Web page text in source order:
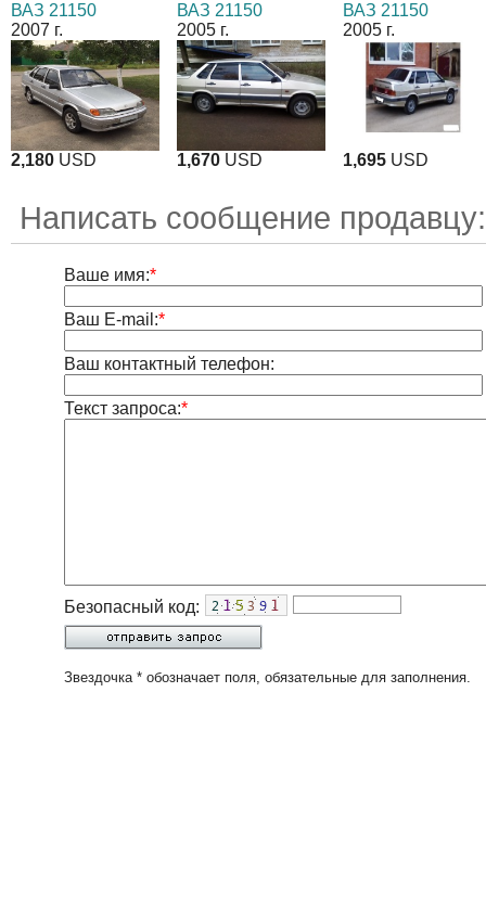
ВАЗ 21150
2007 г.
2,180 USD
ВАЗ 21150
2005 г.
1,670 USD
ВАЗ 21150
2005 г.
1,695 USD
Написать сообщение
Ваше имя:*
Ваш E-mail:*
Ваш контактный телефон:
Текст запроса:*
Безопасный код:
Звездочка * обозначает поля, обязательные для заполнения.